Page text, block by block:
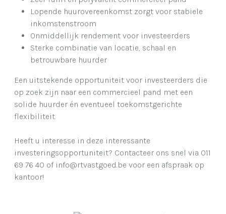
Lopende huurovereenkomst zorgt voor stabiele
inkomstenstroom
Onmiddellijk rendement voor investeerders
Sterke combinatie van locatie, schaal en
betrouwbare huurder
Een uitstekende opportuniteit voor investeerders die
op zoek zijn naar een commercieel pand met een
solide huurder én eventueel toekomstgerichte
flexibiliteit.
Heeft u interesse in deze interessante
investeringsopportuniteit? Contacteer ons snel via 011
69 76 40 of info@rtvastgoed.be voor een afspraak op
kantoor!